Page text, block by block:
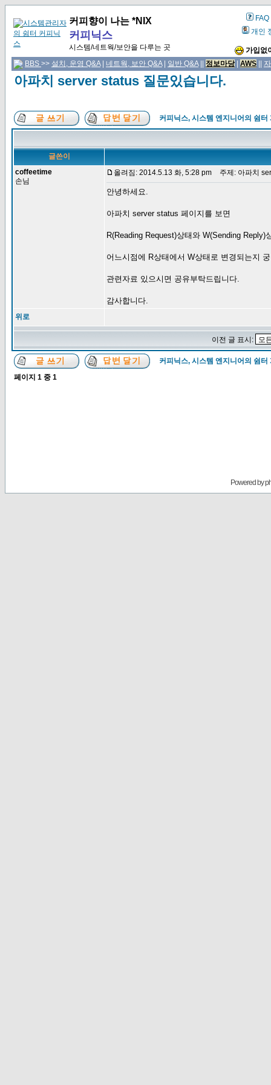
커피향이 나는 *NIX
커피닉스
시스템/네트웍/보안을 다루는 곳
FAQ
개인
가입없
BBS >> 설치, 운영 Q&A| 네트웍, 보안 Q&A| 일반 Q&A|| 정보마당| AWS
아파치 server status 질문있습니다.
커피닉스, 시스템 엔지니어의 쉼터
글쓴이
coffeetime
손님
올려짐: 2014.5.13 화, 5:28 pm 주제: 아파치
안녕하세요.
아파치 server status 페이지를 보면
R(Reading Request)상태와 W(Sending Reply)
어느시점에 R상태에서 W상태로 변경되는지
관련자료 있으시면 공유부탁드립니다.
감사합니다.
위로
이전 글 표시:
커피닉스, 시스템 엔지니어의 쉼터
페이지 1 중 1
Powered by